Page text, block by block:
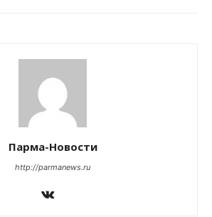
Парма-Новости
http://parmanews.ru